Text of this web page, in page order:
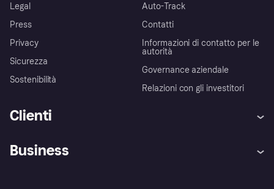
Legal
Press
Privacy
Sicurezza
Sostenibilità
Auto-Track
Contatti
Informazioni di contatto per le
autorità
Governance aziendale
Relazioni con gli investitori
Clienti
Assistenza
Business